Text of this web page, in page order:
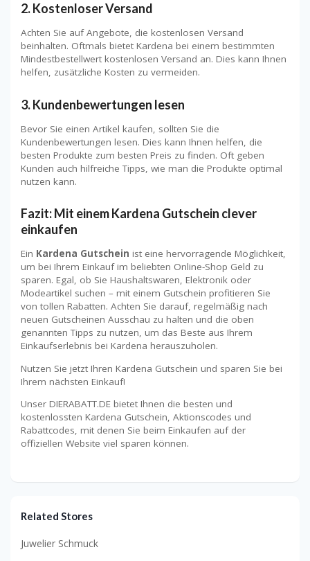
2.Kostenloser Versand
Achten Sie auf Angebote, die kostenlosen Versand
beinhalten. Oftmals bietet Kardena bei einem bestimmten
Mindestbestellwert kostenlosen Versand an. Dies kann Ihnen
helfen, zusätzliche Kosten zu vermeiden.
3.Kundenbewertungen lesen
Bevor Sie einen Artikel kaufen, sollten Sie die
Kundenbewertungen lesen. Dies kann Ihnen helfen, die
besten Produkte zum besten Preis zu finden. Oft geben
Kunden auch hilfreiche Tipps, wie man die Produkte optimal
nutzen kann.
Fazit: Mit einem Kardena Gutschein clever
einkaufen
Ein Kardena Gutschein ist eine hervorragende Möglichkeit,
um bei Ihrem Einkauf im beliebten Online-Shop Geld zu
sparen. Egal, ob Sie Haushaltswaren, Elektronik oder
Modeartikel suchen – mit einem Gutschein profitieren Sie
von tollen Rabatten. Achten Sie darauf, regelmäßig nach
neuen Gutscheinen Ausschau zu halten und die oben
genannten Tipps zu nutzen, um das Beste aus Ihrem
Einkaufserlebnis bei Kardena herauszuholen.
Nutzen Sie jetzt Ihren Kardena Gutschein und sparen Sie bei
Ihrem nächsten Einkauf!
Unser DIERABATT.DE bietet Ihnen die besten und
kostenlossten Kardena Gutschein, Aktionscodes und
Rabattcodes, mit denen Sie beim Einkaufen auf der
offiziellen Website viel sparen können.
Related Stores
Juwelier Schmuck